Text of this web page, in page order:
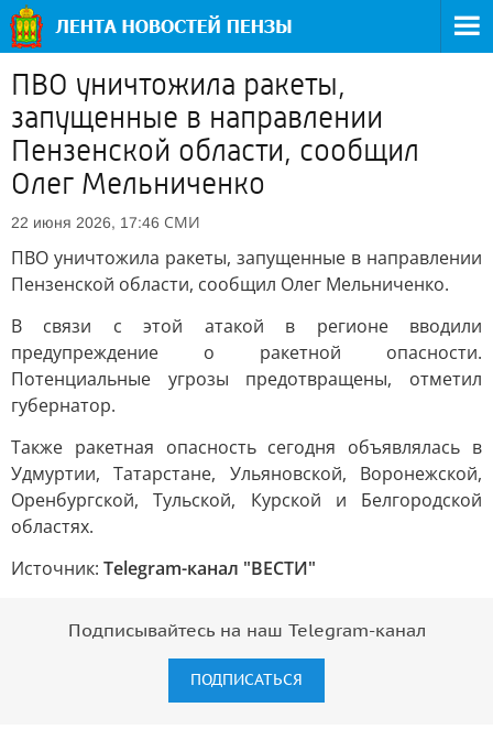
ПВО уничтожила ракеты,
запущенные в направлении
Пензенской области, сообщил
Олег Мельниченко
22 июня 2026, 17:46 СМИ
ПВО уничтожила ракеты, запущенные в направлении
Пензенской области, сообщил Олег Мельниченко.
В связи с этой атакой в регионе вводили
предупреждение о ракетной опасности.
Потенциальные угрозы предотвращены, отметил
губернатор.
Также ракетная опасность сегодня объявлялась в
Удмуртии, Татарстане, Ульяновской, Воронежской,
Оренбургской, Тульской, Курской и Белгородской
областях.
Источник: Telegram-канал "ВЕСТИ"
Подписывайтесь на наш Telegram-канал
ПОДПИСАТЬСЯ